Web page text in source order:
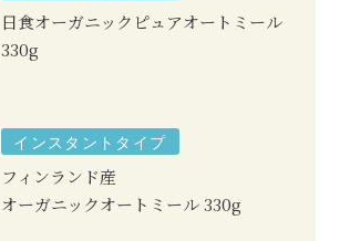
日食オーガニックピュアオートミール
330g
インスタントタイプ
フィンランド産
オーガニックオートミール330g